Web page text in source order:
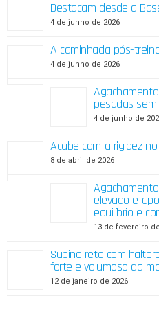
Destacam desde a
4 de junho de 2026
A caminhada pós-
4 de junho de 2026
pesadas sem
4 de junho de
Acabe com a rigidez
8 de abril de 2026
elevado e
equilíbrio e
13 de fevereiro
Supino reto com
forte e volumoso da
12 de janeiro de 2026